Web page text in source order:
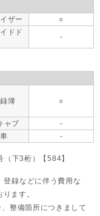
ザー
○
ドド
-
簿 ○
ャブ
-
-
下3桁）【584】
登録などに伴う費用な
ます。
整備箇所につきまして